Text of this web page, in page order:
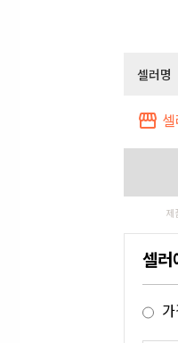
셀러명
storefront
제
셀러